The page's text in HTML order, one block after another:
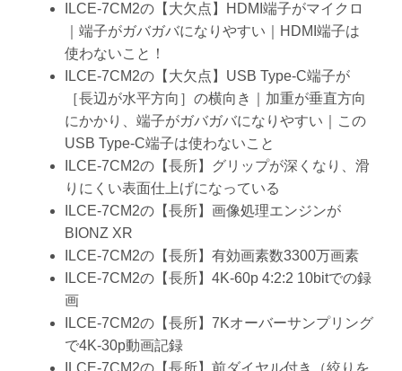
ILCE-7CM2の【大欠点】HDMI端子がマイクロ
｜端子がガバガバになりやすい｜HDMI端子は
使わないこと！
ILCE-7CM2の【大欠点】USB Type-C端子が
［長辺が水平方向］の横向き｜加重が垂直方向
にかかり、端子がガバガバになりやすい｜この
USB Type-C端子は使わないこと
ILCE-7CM2の【長所】グリップが深くなり、滑
りにくい表面仕上げになっている
ILCE-7CM2の【長所】画像処理エンジンが
BIONZ XR
ILCE-7CM2の【長所】有効画素数3300万画素
ILCE-7CM2の【長所】4K-60p 4:2:2 10bitでの録
画
ILCE-7CM2の【長所】7Kオーバーサンプリング
で4K-30p動画記録